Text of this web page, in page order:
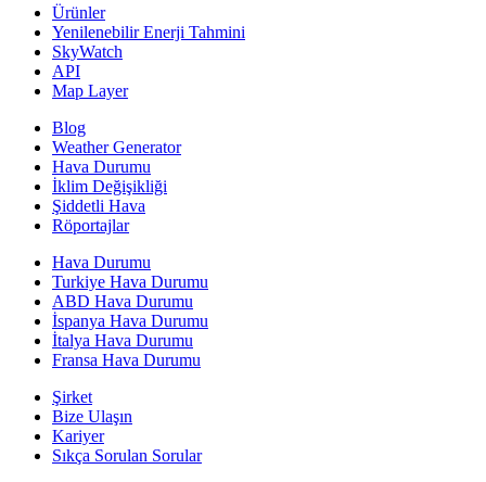
Ürünler
Yenilenebilir Enerji Tahmini
SkyWatch
API
Map Layer
Blog
Weather Generator
Hava Durumu
İklim Değişikliği
Şiddetli Hava
Röportajlar
Hava Durumu
Turkiye Hava Durumu
ABD Hava Durumu
İspanya Hava Durumu
İtalya Hava Durumu
Fransa Hava Durumu
Şirket
Bize Ulaşın
Kariyer
Sıkça Sorulan Sorular